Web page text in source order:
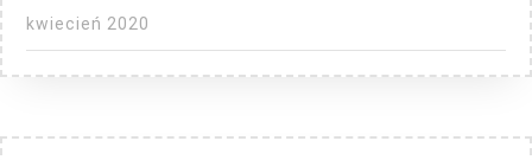
kwiecień 2020